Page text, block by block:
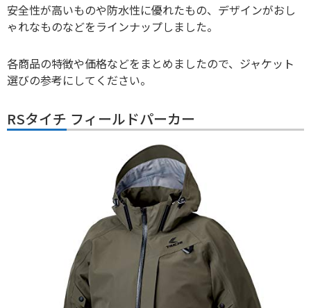
安全性が高いものや防水性に優れたもの、デザインがおし
ゃれなものなどをラインナップしました。
各商品の特徴や価格などをまとめましたので、ジャケット
選びの参考にしてください。
RSタイチ フィールドパーカー